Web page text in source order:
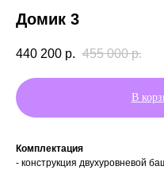
Домик 3
440 200 р. 455 000 р.
В
Комплектация
- конструкция двухуровневой